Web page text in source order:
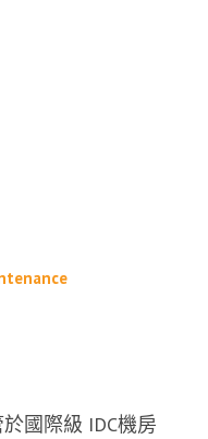
國際級 IDC機房